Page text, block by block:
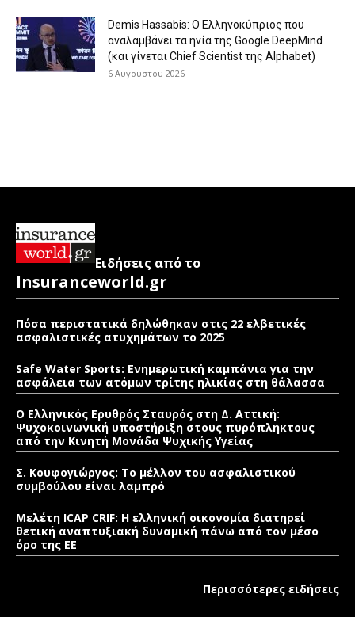
Demis Hassabis: Ο Ελληνοκύπριος που
αναλαμβάνει τα ηνία της Google DeepMind
(και γίνεται Chief Scientist της Alphabet)
6 Αυγούστου 2026
Ειδήσεις από το
Insuranceworld.gr
Πόσα περιστατικά δηλώθηκαν στις 22 ελβετικές
ασφαλιστικές ατυχημάτων το 2025
Safe Water Sports: Eνημερωτική καμπάνια για την
ασφάλεια των ατόμων τρίτης ηλικίας στη θάλασσα
Ο Ελληνικός Ερυθρός Σταυρός στη Δ. Αττική:
Ψυχοκοινωνική υποστήριξη στους πυρόπληκτους
από την Κινητή Μονάδα Ψυχικής Υγείας
Σ. Κουφογιώργος: To μέλλον του ασφαλιστικού
συμβούλου είναι λαμπρό
Μελέτη ICAP CRIF: Η ελληνική οικονομία διατηρεί
θετική αναπτυξιακή δυναμική πάνω από τον μέσο
όρο της ΕΕ
Περισσότερες ειδήσεις